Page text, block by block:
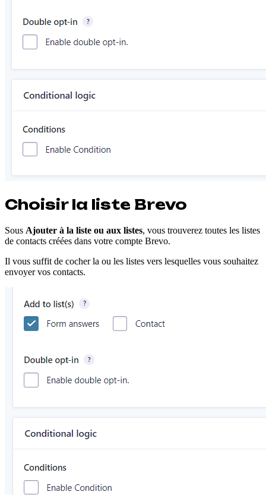
Choisir la liste Brevo
Sous Ajouter à la liste ou aux listes, vous trouverez toutes les listes
de contacts créées dans votre compte Brevo.
Il vous suffit de cocher la ou les listes vers lesquelles vous souhaitez
envoyer vos contacts.